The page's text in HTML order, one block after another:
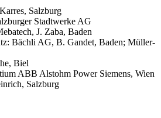
Salzburg
Stadtwerke AG
J. Zaba, Baden
Bächli AG, B. Gandet, Baden; Müller-
Biel
ABB Alstohm Power Siemens, Wien
Salzburg